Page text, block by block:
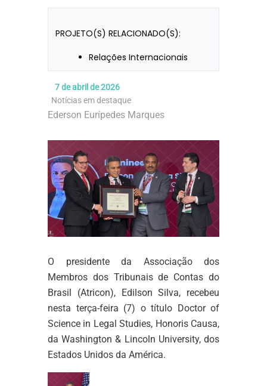
PROJETO(S) RELACIONADO(S):
Relações Internacionais
7 de abril de 2026
Notícias em destaque
Ederson Eurípedes Marques
O presidente da Associação dos
Membros dos Tribunais de Contas do
Brasil (Atricon), Edilson Silva, recebeu
nesta terça-feira (7) o título Doctor of
Science in Legal Studies, Honoris Causa,
da Washington & Lincoln University, dos
Estados Unidos da América.